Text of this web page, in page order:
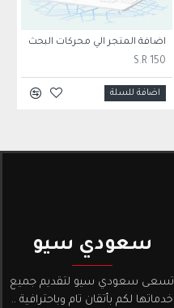
اضافة المتجر الي محركات البحث
S.R 150
اضافة للسلة
سعودي سيو
تسعى سعودي سيو لتقديم جميع
خدماتها لكم بأتقان تام وباحترافية ..